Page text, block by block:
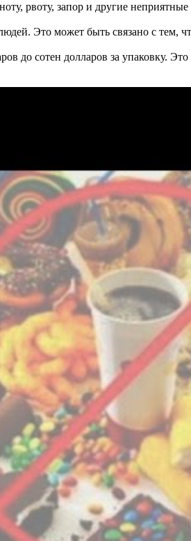
рвоту, запор и другие
Это может быть связано с тем,
до сотен долларов за упаковку.